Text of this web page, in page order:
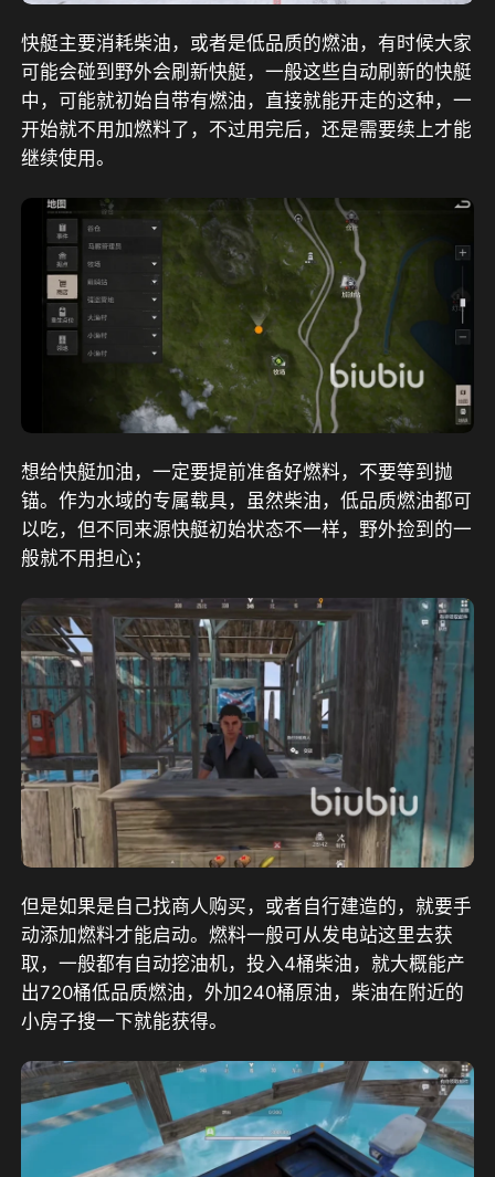
快艇主要消耗柴油，或者是低品质的燃油，有时候大家
可能会碰到野外会刷新快艇，一般这些自动刷新的快艇
中，可能就初始自带有燃油，直接就能开走的这种，一
开始就不用加燃料了，不过用完后，还是需要续上才能
继续使用。
想给快艇加油，一定要提前准备好燃料，不要等到抛
锚。作为水域的专属载具，虽然柴油，低品质燃油都可
以吃，但不同来源快艇初始状态不一样，野外捡到的一
般就不用担心；
但是如果是自己找商人购买，或者自行建造的，就要手
动添加燃料才能启动。燃料一般可从发电站这里去获
取，一般都有自动挖油机，投入4桶柴油，就大概能产
出720桶低品质燃油，外加240桶原油，柴油在附近的
小房子搜一下就能获得。